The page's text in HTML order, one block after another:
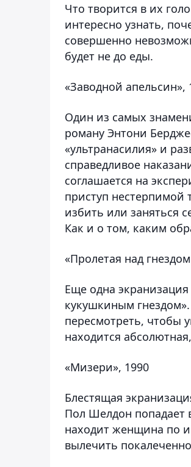
Что творится в их
интересно узнать,
совершенно
будет не до еды.
«Заводной апельсин»,
Один из самых
роману Энтони
«ультранасилия» и
справедливое
соглашается на
приступ нестерпимой
избить или заняться
Как и о том, каким
«Пролетая над
Еще одна
кукушкиным
пересмотреть, чтобы
находится
«Мизери», 1990
Блестящая
Пол Шелдон попадает
находит женщина по
вылечить